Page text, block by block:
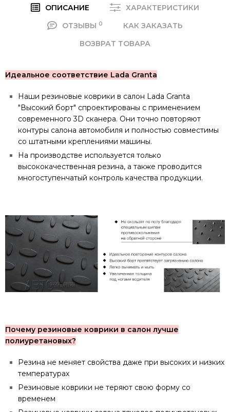
ОПИСАНИЕ
ХАРАКТЕРИСТИКИ
ОТЗЫВЫ 0
КАК ЗАКАЗАТЬ
ВОЗВРАТ ТОВАРА
Идеальное соответствие Lada Granta
Наши резиновые коврики в салон Lada Granta
"Высокий борт" спроектированы с применением
современного 3D сканера. Они точно повторяют
контуры салона автомобиля и полностью совместимы
со штатными креплениями машины.
На производстве используется только
высококачественная резина, а также проводится
многоступенчатый контроль качества продукции.
Почему резиновые коврики в салон лучше
полиуретановых?
Резина не меняет свойства даже при высоких и низких
температурах
Резиновые коврики не теряют свою форму со
временем